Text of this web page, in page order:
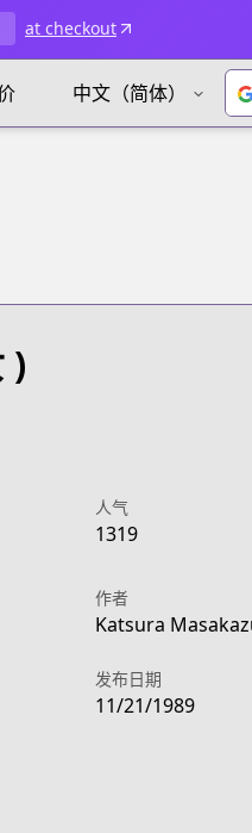
at checkout
中文（简体）
)
人气
1319
作者
Katsura
发布日期
11/21/1989